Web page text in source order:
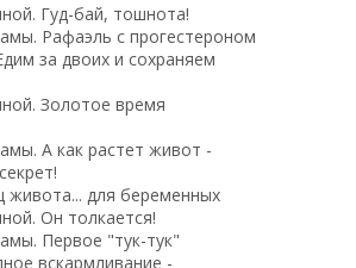
Гуд-бай, тошнота!
Рафаэль с прогестероном
за двоих и сохраняем
Золотое время
А как растет живот -
живота... для беременных
Он толкается!
Первое "тук-тук"
вскармливание -